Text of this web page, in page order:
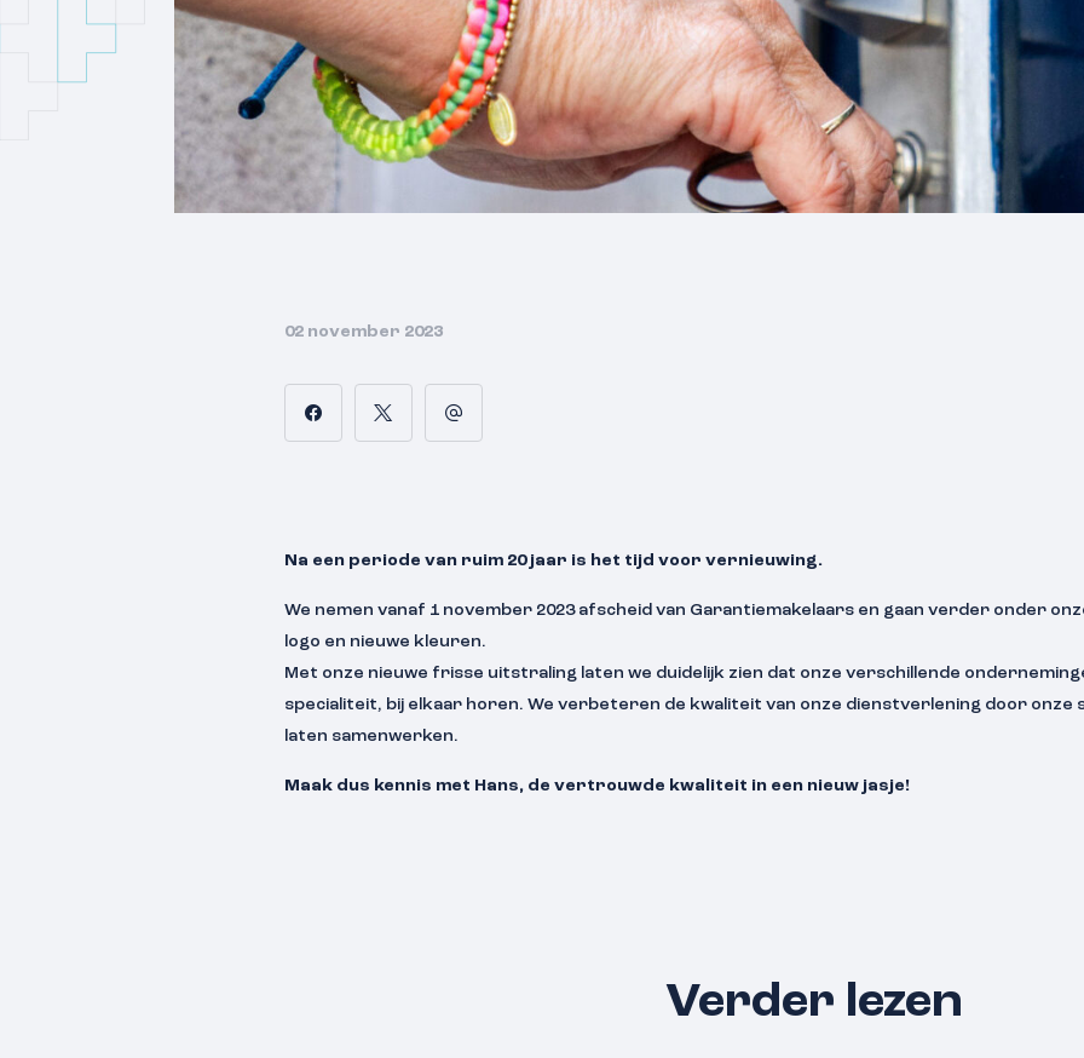
02 november 2023
Na een periode van ruim 20 jaar is het tijd voor vernieuwing.
We nemen vanaf 1 november 2023 afscheid van Garantiemakelaars en gaan verder onder
logo en nieuwe kleuren.
Met onze nieuwe frisse uitstraling laten we duidelijk zien dat onze verschillende
specialiteit, bij elkaar horen. We verbeteren de kwaliteit van onze dienstverlening door onze
laten samenwerken.
Maak dus kennis met Hans, de vertrouwde kwaliteit in een nieuw jasje!
Verder lezen